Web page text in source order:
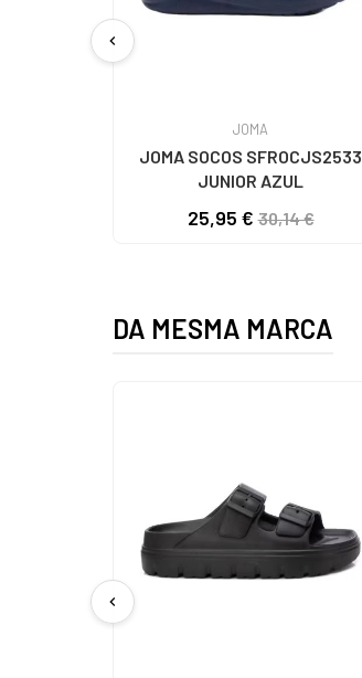
chevron_left
JOMA
JOMA SOCOS SFROCJS2533
JUNIOR AZUL
25,95 €30,14 €
DA MESMA MARCA
chevron_left